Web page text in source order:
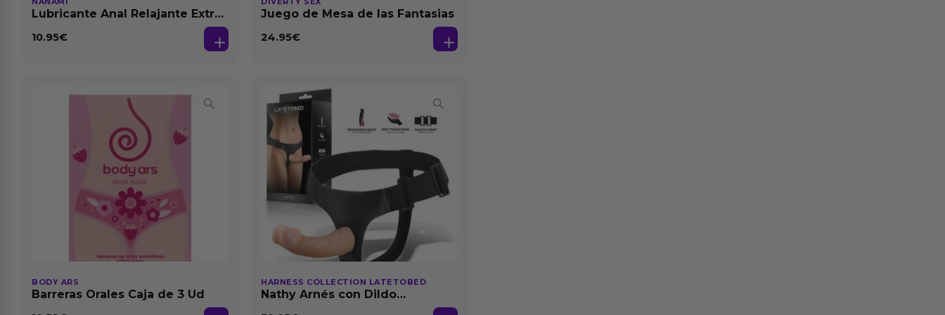
Lubricante Anal Relajante Extra
10.95€
Juego de Mesa de las Fantasias
24.95€
BODY ARS
Barreras Orales Caja de 3 Ud
HARNESS COLLECTION LATETOBED
Nathy Arnés con Dildo